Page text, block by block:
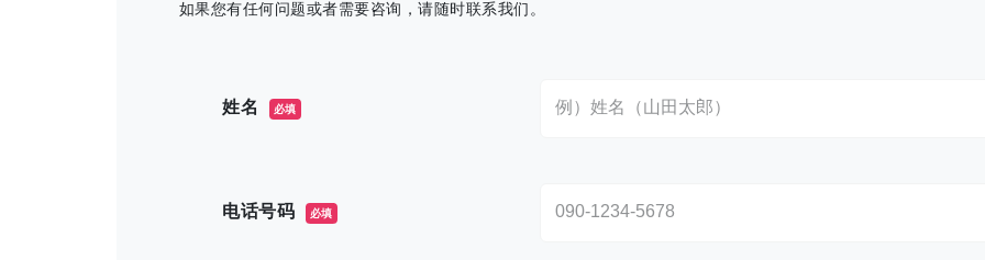
如果您有任何问题或者需要咨询，请随时联系我们。
姓名 必填
电话号码 必填